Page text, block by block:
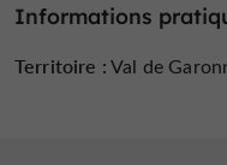
Informations
Territoire :Val de